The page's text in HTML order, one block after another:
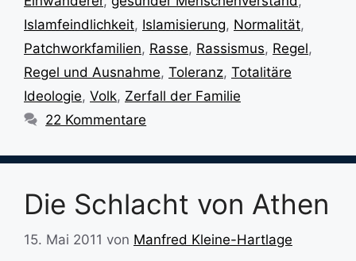
Islamfeindlichkeit, Islamisierung, Normalität,
Patchworkfamilien, Rasse, Rassismus, Regel,
Regel und Ausnahme, Toleranz, Totalitäre
Ideologie, Volk, Zerfall der Familie
22 Kommentare
Die Schlacht von Athen
15. Mai 2011 von Manfred Kleine-Hartlage